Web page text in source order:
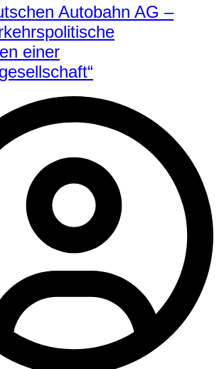
Autobahn AG –
einer